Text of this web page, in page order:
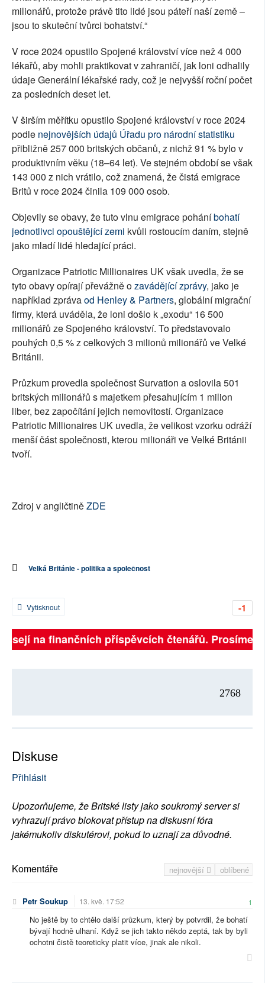
milionářů, protože právě tito lidé jsou páteří naší země –
jsou to skuteční tvůrci bohatství.“
V roce 2024 opustilo Spojené království více než 4 000
lékařů, aby mohli praktikovat v zahraničí, jak loni odhalily
údaje Generální lékařské rady, což je nejvyšší roční počet
za posledních deset let.
V širším měřítku opustilo Spojené království v roce 2024
podle nejnovějších údajů Úřadu pro národní statistiku
přibližně 257 000 britských občanů, z nichž 91 % bylo v
produktivním věku (18–64 let). Ve stejném období se však
143 000 z nich vrátilo, což znamená, že čistá emigrace
Britů v roce 2024 činila 109 000 osob.
Objevily se obavy, že tuto vlnu emigrace poháníbohatí
jednotlivci opouštějící zemi kvůli rostoucím daním, stejně
jako mladí lidé hledající práci.
Organizace Patriotic Millionaires UK však uvedla, že se
tyto obavy opírají převážně ozavádějící zprávy, jako je
například zprávaod Henley & Partners, globální migrační
firmy, která uváděla, že loni došlo k „exodu“ 16 500
milionářů ze Spojeného království. To představovalo
pouhých 0,5 % z celkových 3 milionů milionářů ve Velké
Británii.
Průzkum provedla společnost Survation a oslovila 501
britských milionářů s majetkem přesahujícím 1 milion
liber, bez započítání jejich nemovitostí. Organizace
Patriotic Millionaires UK uvedla, že velikost vzorku odráží
menší část společnosti, kterou milionáři ve Velké Británii
tvoří.
Zdroj v angličtiněZDE
Velká Británie - politika a společnost
-1
Vytisknout
na finančních příspěvcích čtenářů. Prosíme,
2768
Diskuse
Přihlásit
Upozorňujeme, že Britské listy jako soukromý server si
vyhrazují právo blokovat přístup na diskusní fóra
jakémukoliv diskutérovi, pokud to uznají za důvodné.
nejnovější oblíbené
Komentáře
Petr Soukup 13. kvě. 17:52 1
No ještě by to chtělo další průzkum, který by potvrdil, že bohatí
bývají hodně ulhaní. Když se jich takto někdo zeptá, tak by byli
ochotni čistě teoreticky platit více, jinak ale nikoli.